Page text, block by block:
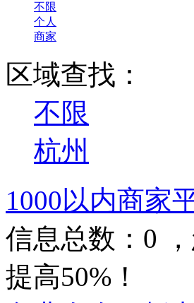
不限
个人
商家
区域查找：
不限
杭州
1000以内商家
信息总数： 0
提高50%！